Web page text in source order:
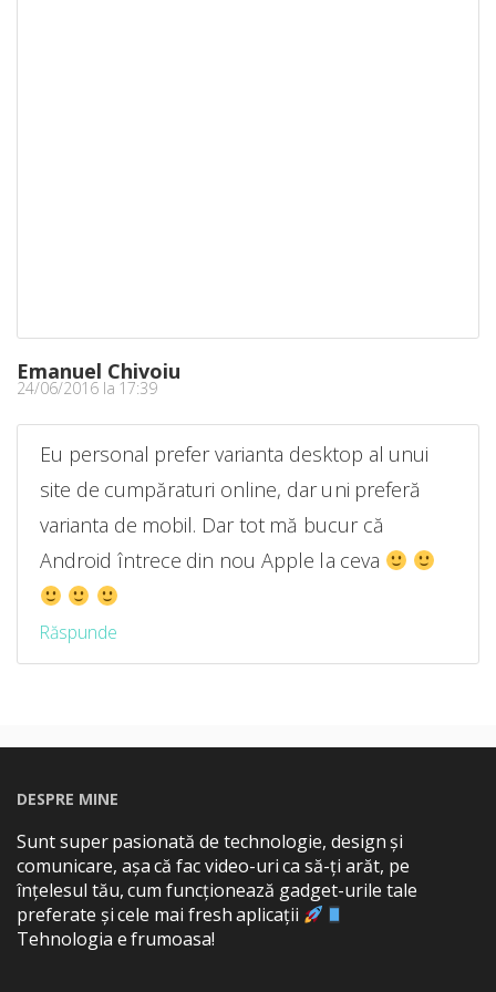
Emanuel Chivoiu
24/06/2016 la 17:39
Eu personal prefer varianta desktop al unui
site de cumpăraturi online, dar uni preferă
varianta de mobil. Dar tot mă bucur că
Android întrece din nou Apple la ceva
Răspunde
DESPRE MINE
Sunt super pasionată de technologie, design și
comunicare, așa că fac video-uri ca să-ți arăt, pe
înțelesul tău, cum funcționează gadget-urile tale
preferate și cele mai fresh aplicații
Tehnologia e frumoasa!